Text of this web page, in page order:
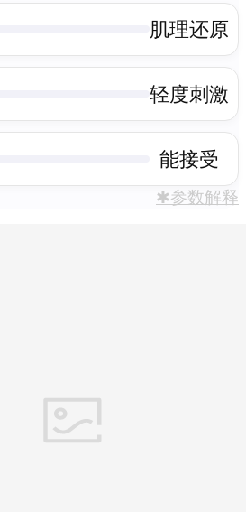
肌理还原
轻度刺激
能接受
✱参数解释